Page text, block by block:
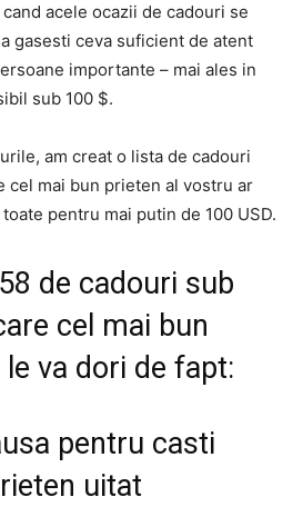
acele ocazii de cadouri se
gasesti ceva suficient de atent
importante – mai ales in
sub 100 $.
am creat o lista de cadouri
cel mai bun prieten al vostru ar
pentru mai putin de 100 USD.
de cadouri sub
cel mai bun
va dori de fapt:
pentru casti
uitat